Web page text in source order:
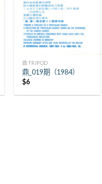
+
鼎TRIPOD
鼎_019期（1984）
$6